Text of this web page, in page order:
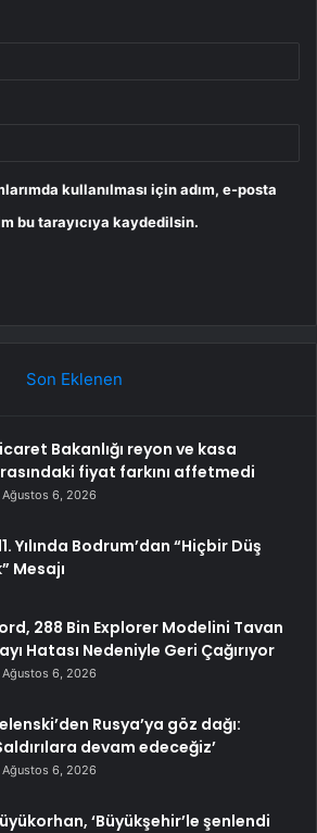
kullanılması için adım, e-posta
bu tarayıcıya kaydedilsin.
Son Eklenen
Bakanlığı reyon ve kasa
fiyat farkını affetmedi
Ağustos 6, 2026
Yılında Bodrum’dan “Hiçbir Düş
Mesajı
288 Bin Explorer Modelini Tavan
Hatası Nedeniyle Geri Çağırıyor
Ağustos 6, 2026
Rusya’ya göz dağı:
devam edeceğiz’
Ağustos 6, 2026
‘Büyükşehir’le şenlendi